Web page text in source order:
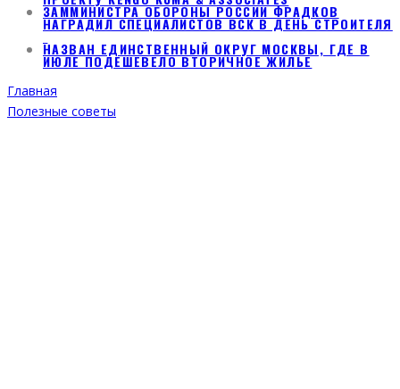
ЗАММИНИСТРА ОБОРОНЫ РОССИИ ФРАДКОВ
НАГРАДИЛ СПЕЦИАЛИСТОВ ВСК В ДЕНЬ СТРОИТЕЛЯ
НАЗВАН ЕДИНСТВЕННЫЙ ОКРУГ МОСКВЫ, ГДЕ В
ИЮЛЕ ПОДЕШЕВЕЛО ВТОРИЧНОЕ ЖИЛЬЕ
Главная
Полезные советы